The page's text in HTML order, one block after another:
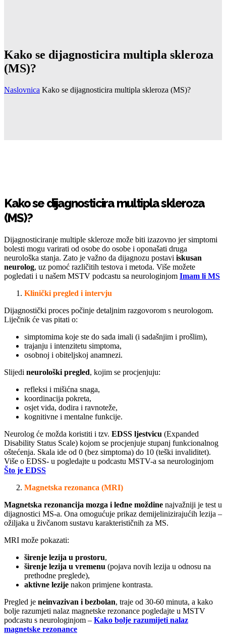
Kako se dijagnosticira multipla skleroza
(MS)?
Naslovnica Kako se dijagnosticira multipla skleroza (MS)?
Kako se dijagnosticira multipla skleroza
(MS)?
Dijagnosticiranje multiple skleroze može biti izazovno jer simptomi
bolesti mogu varirati od osobe do osobe i oponašati druga
neurološka stanja. Zato je važno da dijagnozu postavi iskusan
neurolog, uz pomoć različitih testova i metoda. Više možete
pogledati i u našem MSTV podcastu sa neurologinjom Imam li MS
Klinički pregled i intervju
Dijagnostički proces počinje detaljnim razgovorom s neurologom.
Liječnik će vas pitati o:
simptomima koje ste do sada imali (i sadašnjim i prošlim),
trajanju i intenzitetu simptoma,
osobnoj i obiteljskoj anamnezi.
Slijedi neurološki pregled, kojim se procjenjuju:
refleksi i mišićna snaga,
koordinacija pokreta,
osjet vida, dodira i ravnoteže,
kognitivne i mentalne funkcije.
Neurolog će možda koristiti i tzv. EDSS ljestvicu (Expanded
Disability Status Scale) kojom se procjenjuje stupanj funkcionalnog
oštećenja. Skala ide od 0 (bez simptoma) do 10 (teški invaliditet).
Više o EDSS- u pogledajte u podcastu MSTV-a sa neurologinjom
Što je EDSS
Magnetska rezonanca (MRI)
Magnetska rezonancija mozga i leđne moždine najvažniji je test u
dijagnostici MS-a. Ona omogućuje prikaz demijelinizirajućih lezija –
ožiljaka u živčanom sustavu karakterističnih za MS.
MRI može pokazati:
širenje lezija u prostoru,
širenje lezija u vremenu (pojava novih lezija u odnosu na
prethodne preglede),
aktivne lezije nakon primjene kontrasta.
Pregled je neinvazivan i bezbolan, traje od 30-60 minuta, a kako
bolje razumjeti nalaz magnetske rezonance pogledajte u MSTV
podcastu s neurologinjom – Kako bolje razumijeti nalaz
magnetske rezonance